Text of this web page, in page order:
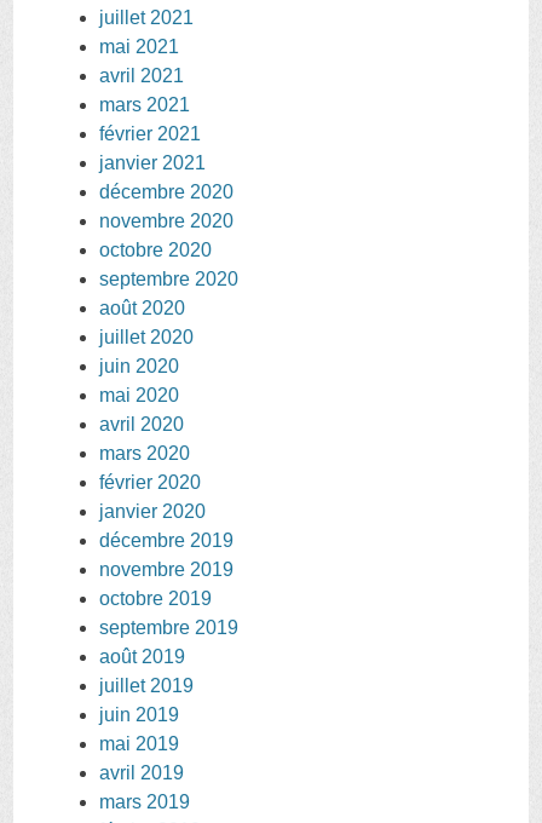
juillet 2021
mai 2021
avril 2021
mars 2021
février 2021
janvier 2021
décembre 2020
novembre 2020
octobre 2020
septembre 2020
août 2020
juillet 2020
juin 2020
mai 2020
avril 2020
mars 2020
février 2020
janvier 2020
décembre 2019
novembre 2019
octobre 2019
septembre 2019
août 2019
juillet 2019
juin 2019
mai 2019
avril 2019
mars 2019